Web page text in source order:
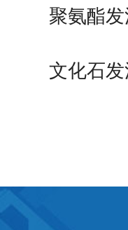
聚氨酯
文化石